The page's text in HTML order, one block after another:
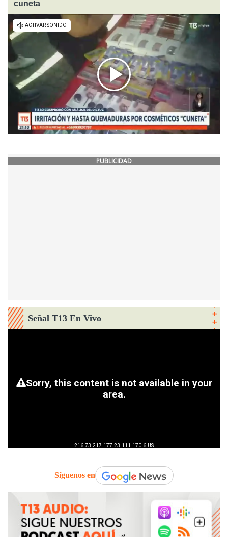
cuneta
PUBLICIDAD
Señal T13 En Vivo
Síguenos en